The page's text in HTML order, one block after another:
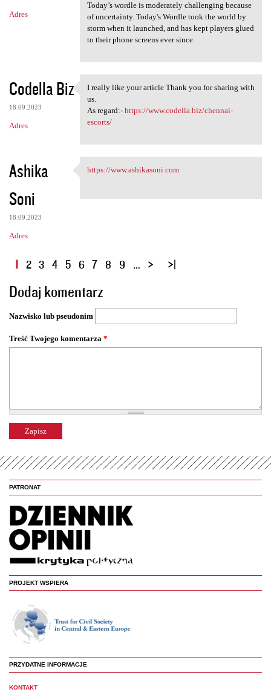
Adres
Today’s wordle is moderately challenging because
of uncertainty. Today's Wordle took the world by
storm when it launched, and has kept players glued
to their phone screens ever since.
Codella Biz
18.09.2023
Adres
I really like your article
I really like your article Thank you for sharing with
us.
As regard:- https://www.codella.biz/chennai-
escorts/
Ashika
Soni
18.09.2023
Adres
https://www.ashikasoni.com
https://www.ashikasoni.com
S
r
o
y
1 2 3 4 5 6 7 8 9 …
Dodaj komentarz
Nazwisko lub pseudonim
Treść Twojego komentarza *
PATRONAT
PROJEKT WSPIERA
PRZYDATNE INFORMACJE
KONTAKT